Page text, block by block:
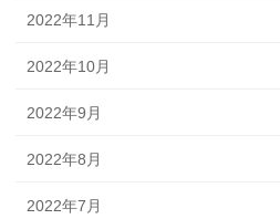
2022年11月
2022年10月
2022年9月
2022年8月
2022年7月